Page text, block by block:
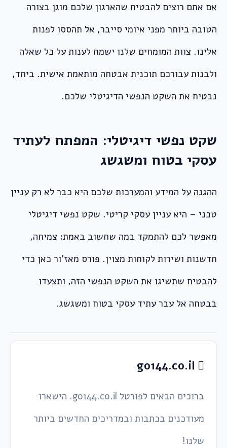
אם אתם רוצים להבטיח שהארגון שלכם מוגן בצורה
הטובה ביותר מפני איומי סייבר, אל תהססו לפנות
אלינו. צוות המומחים שלנו ישמח לענות על כל שאלה
ולבנות עבורכם תוכנית אבטחה מותאמת אישית. ביחד,
נבטיח את השקט הנפשי הדיגיטלי שלכם.
שקט נפשי דיגיטלי: המפתח לעתיד
עסקי בטוח ומשגשג
ההגנה על המידע והמערכות שלכם היא כבר לא רק עניין
טכני – היא עניין עסקי קריטי. שקט נפשי דיגיטלי
מאפשר לכם להתמקד במה שחשוב באמת: צמיחה,
חדשנות ושירות לקוחות מצוין. פורס מאז’ור כאן כדי
להבטיח שתשיגו את השקט הנפשי הזה, ותצעדו
בבטחה אל עבר עתיד עסקי בטוח ומשגשג.
ברוכים הבאים לפורטל go144.co.il. הישארו
מעודכנים בכתבות ובמדריכים החדשים ביותר
שלנו!